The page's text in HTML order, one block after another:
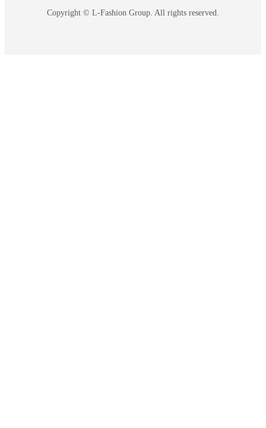
Copyright © L-Fashion Group. All rights reserved.